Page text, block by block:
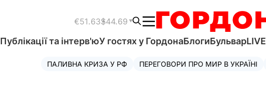
€51.63$44.69
Публікації та інтерв'юУ гостях у ГордонаБлогиБульварLIVE
ПАЛИВНА КРИЗА У РФ ПЕРЕГОВОРИ ПРО МИР В УКРАЇНІ